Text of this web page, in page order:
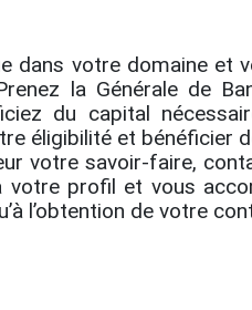
dans votre domaine et
la Générale de
du capital
éligibilité et bénéficier
votre savoir-faire,
votre profil et vous
l’obtention de votre